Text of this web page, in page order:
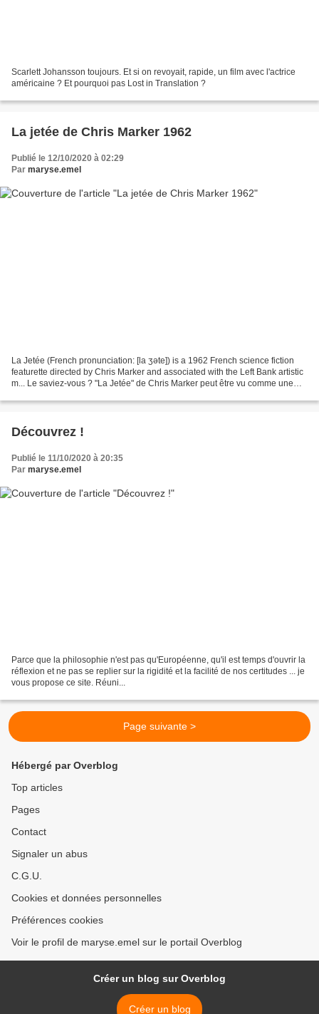
Scarlett Johansson toujours. Et si on revoyait, rapide, un film avec l'actrice
américaine ? Et pourquoi pas Lost in Translation ?
La jetée de Chris Marker 1962
Publié le 12/10/2020 à 02:29
Par maryse.emel
La Jetée (French pronunciation: ​[la ʒəte]) is a 1962 French science fiction
featurette directed by Chris Marker and associated with the Left Bank artistic
m... Le saviez-vous ? "La Jetée" de Chris Marker peut être vu comme une
Découvrez !
Publié le 11/10/2020 à 20:35
Par maryse.emel
Parce que la philosophie n'est pas qu'Européenne, qu'il est temps d'ouvrir la
réflexion et ne pas se replier sur la rigidité et la facilité de nos certitudes ... je
vous propose ce site. Réuni...
Page suivante >
Hébergé par Overblog
Top articles
Pages
Contact
Signaler un abus
C.G.U.
Cookies et données personnelles
Préférences cookies
Voir le profil de maryse.emel sur le portail Overblog
Créer un blog sur Overblog
Créer un blog